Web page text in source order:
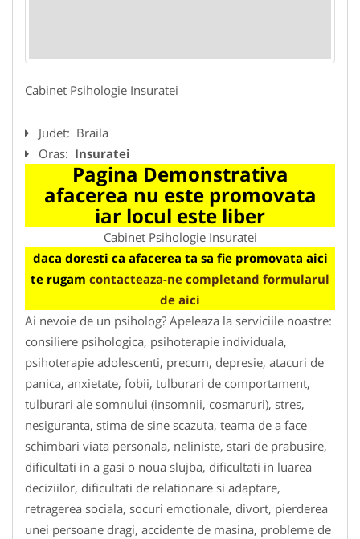
Cabinet Psihologie Insuratei
Judet: Braila
Oras: Insuratei
Pagina Demonstrativa
afacerea nu este promovata
iar locul este liber
Cabinet Psihologie Insuratei
daca doresti ca afacerea ta sa fie promovata aici
te rugam contacteaza-ne completand formularul
de aici
Ai nevoie de un psiholog? Apeleaza la serviciile noastre:
consiliere psihologica, psihoterapie individuala,
psihoterapie adolescenti, precum, depresie, atacuri de
panica, anxietate, fobii, tulburari de comportament,
tulburari ale somnului (insomnii, cosmaruri), stres,
nesiguranta, stima de sine scazuta, teama de a face
schimbari viata personala, neliniste, stari de prabusire,
dificultati in a gasi o noua slujba, dificultati in luarea
deciziilor, dificultati de relationare si adaptare,
retragerea sociala, socuri emotionale, divort, pierderea
unei persoane dragi, accidente de masina, probleme de